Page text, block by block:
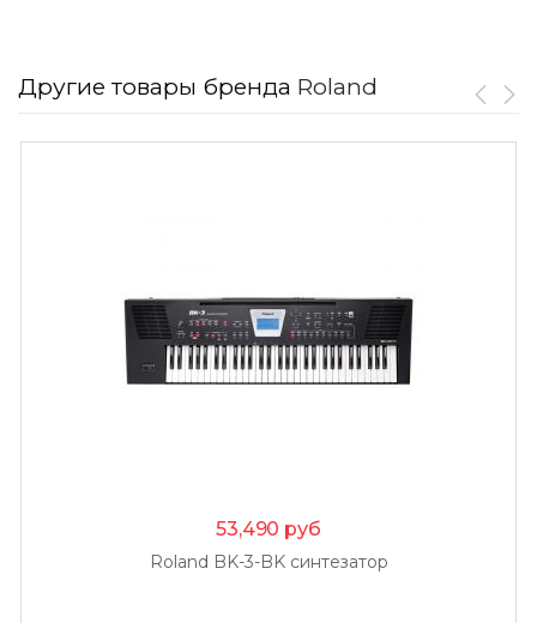
Другие товары бренда Roland
53,490 руб
Roland BK-3-BK синтезатор